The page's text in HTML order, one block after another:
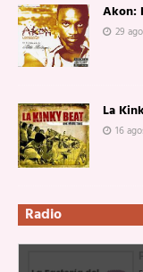
Akon:
29
La
16
Radio